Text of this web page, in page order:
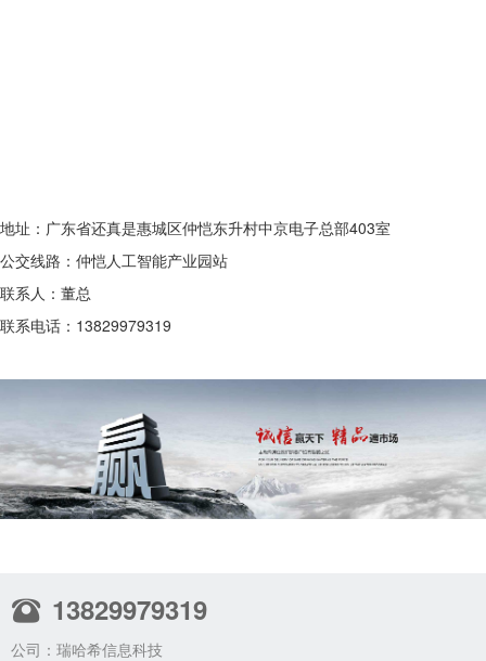
地址：广东省还真是惠城区仲恺东升村中京电子总部403室
公交线路：仲恺人工智能产业园站
联系人：董总
联系电话：13829979319
13829979319
公司：瑞哈希信息科技